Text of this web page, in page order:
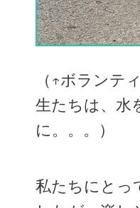
（↑ボランテ
生たちは、水
に。。。）
私たちにとっ